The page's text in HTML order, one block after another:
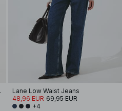
Taille
Lane Low Waist Jeans
48,96 EUR 69,95 EUR
+4